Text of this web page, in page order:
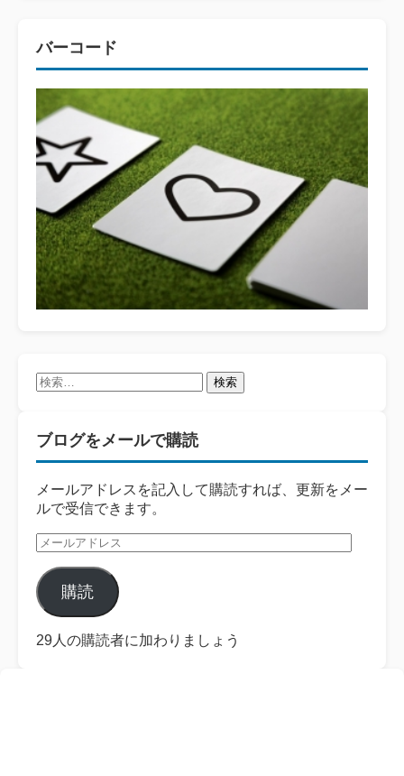
バーコード
検
ブログをメールで購読
メールアドレスを記入して購読すれば、更新をメー
ルで受信できます。
メ
ル
ア
ド
レ
購読
29人の購読者に加わりましょう